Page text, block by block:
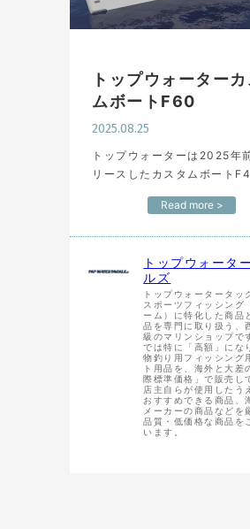
トップウォーターカ
ムボートF60
2025.08.25
トップウォーターは2025年
リースしたカスタムボート
リースします。 F40と同様に
Read more >
トップウォータ
ルズ
トップウォータータッ
スポーツフィッシング
ーム）に特化した商品
品を専門に取り扱う、
級のマリンショップで
では特に「高額」にな
物釣り用フィッシング
ト用品を、海外と大差
際標準価格」で販売し
店主自らが使用したう
おすすめできる商品、
メーカーの商品などを
品質・低価格な商品を
います。